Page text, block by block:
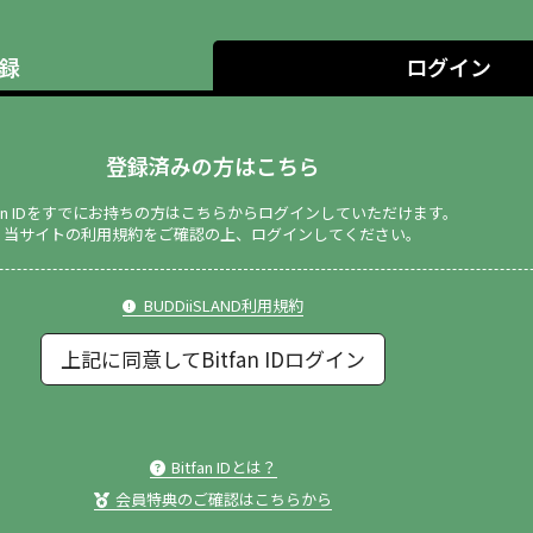
ログイン
登録済みの方はこちら
IDをすでにお持ちの方はこちらからログインしていただけます。
当サイトの利用規約をご確認の上、ログインしてください。
BUDDiiSLAND利用規約
上記に同意してBitfan IDログイン
Bitfan IDとは？
会員特典のご確認はこちらから